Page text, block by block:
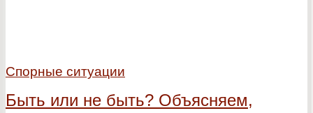
Спорные ситуации
Быть или не быть? Объясняем,